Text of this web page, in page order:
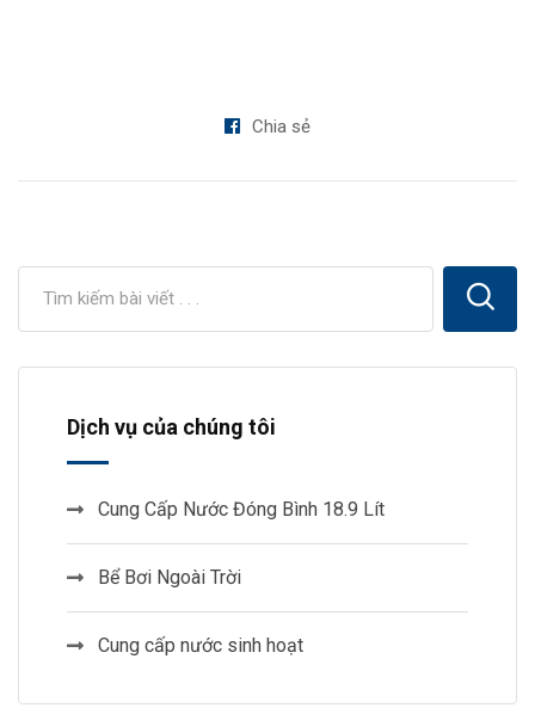
Chia sẻ
Dịch vụ của chúng tôi
Cung Cấp Nước Đóng Bình 18.9 Lít
Bể Bơi Ngoài Trời
Cung cấp nước sinh hoạt